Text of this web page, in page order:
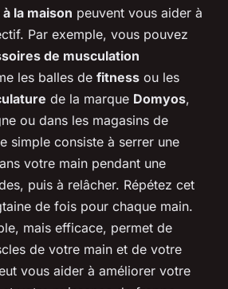
la maison peuvent vous aider à
Par exemple, vous pouvez
de musculation
les balles de fitness ou les
de la marque Domyos,
ou dans les magasins de
simple consiste à serrer une
votre main pendant une
puis à relâcher. Répétez cet
de fois pour chaque main.
mais efficace, permet de
de votre main et de votre
vous aider à améliorer votre